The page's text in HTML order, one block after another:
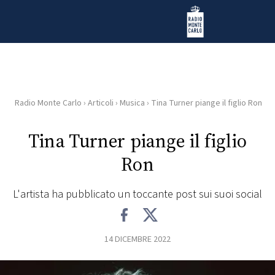
Radio Monte Carlo
HOME
RADIO
RADIO
NEWS
Radio Monte Carlo › Articoli › Musica › Tina Turner piange il figlio Ron
Tina Turner piange il figlio
Ron
L'artista ha pubblicato un toccante post sui suoi social
14 DICEMBRE 2022